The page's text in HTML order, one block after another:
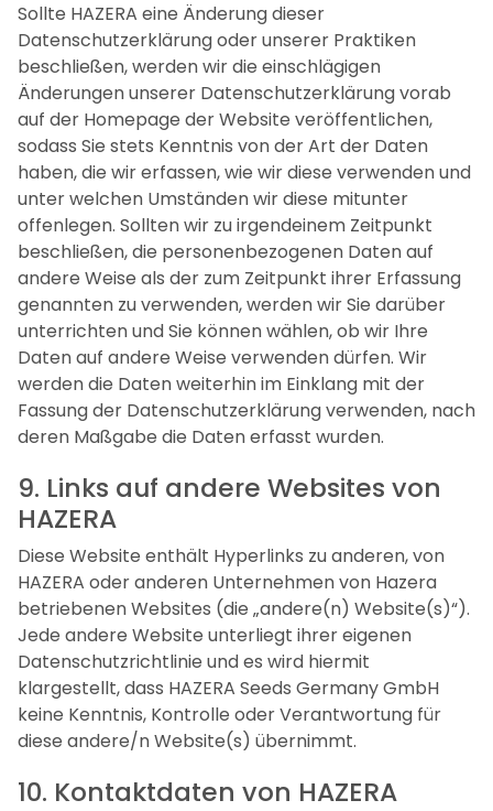
Sollte HAZERA eine Änderung dieser
Datenschutzerklärung oder unserer Praktiken
beschließen, werden wir die einschlägigen
Änderungen unserer Datenschutzerklärung vorab
auf der Homepage der Website veröffentlichen,
sodass Sie stets Kenntnis von der Art der Daten
haben, die wir erfassen, wie wir diese verwenden und
unter welchen Umständen wir diese mitunter
offenlegen. Sollten wir zu irgendeinem Zeitpunkt
beschließen, die personenbezogenen Daten auf
andere Weise als der zum Zeitpunkt ihrer Erfassung
genannten zu verwenden, werden wir Sie darüber
unterrichten und Sie können wählen, ob wir Ihre
Daten auf andere Weise verwenden dürfen. Wir
werden die Daten weiterhin im Einklang mit der
Fassung der Datenschutzerklärung verwenden, nach
deren Maßgabe die Daten erfasst wurden.
9. Links auf andere Websites von
HAZERA
Diese Website enthält Hyperlinks zu anderen, von
HAZERA oder anderen Unternehmen von Hazera
betriebenen Websites (die „andere(n) Website(s)“).
Jede andere Website unterliegt ihrer eigenen
Datenschutzrichtlinie und es wird hiermit
klargestellt, dass HAZERA Seeds Germany GmbH
keine Kenntnis, Kontrolle oder Verantwortung für
diese andere/n Website(s) übernimmt.
10. Kontaktdaten von HAZERA